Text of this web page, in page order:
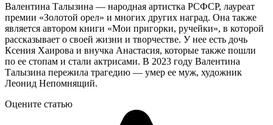
Валентина Талызина — народная артистка РСФСР, лауреат
премии «Золотой орел» и многих других наград. Она также
является автором книги «Мои пригорки, ручейки», в которой
рассказывает о своей жизни и творчестве. У нее есть дочь
Ксения Хаирова и внучка Анастасия, которые также пошли
по ее стопам и стали актрисами. В 2023 году Валентина
Талызина пережила трагедию — умер ее муж, художник
Леонид Непомнящий.
Оцените статью